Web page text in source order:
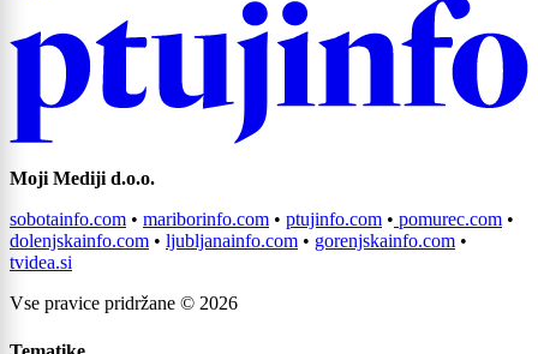
Moji Mediji d.o.o.
sobotainfo.com • mariborinfo.com • ptujinfo.com • pomurec.com •
dolenjskainfo.com • ljubljanainfo.com • gorenjskainfo.com •
tvidea.si
Vse pravice pridržane © 2026